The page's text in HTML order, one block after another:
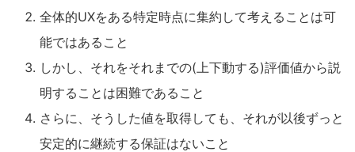
全体的UXをある特定時点に集約して考えることは可
能ではあること
しかし、それをそれまでの(上下動する)評価値から説
明することは困難であること
さらに、そうした値を取得しても、それが以後ずっと
安定的に継続する保証はないこと